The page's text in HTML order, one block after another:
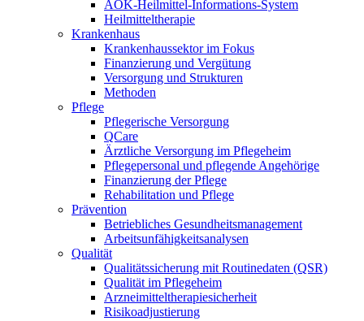
AOK-Heilmittel-Informations-System
Heilmitteltherapie
Krankenhaus
Krankenhaussektor im Fokus
Finanzierung und Vergütung
Versorgung und Strukturen
Methoden
Pflege
Pflegerische Versorgung
QCare
Ärztliche Versorgung im Pflegeheim
Pflegepersonal und pflegende Angehörige
Finanzierung der Pflege
Rehabilitation und Pflege
Prävention
Betriebliches Gesundheitsmanagement
Arbeitsunfähigkeitsanalysen
Qualität
Qualitätssicherung mit Routinedaten (QSR)
Qualität im Pflegeheim
Arzneimitteltherapiesicherheit
Risikoadjustierung